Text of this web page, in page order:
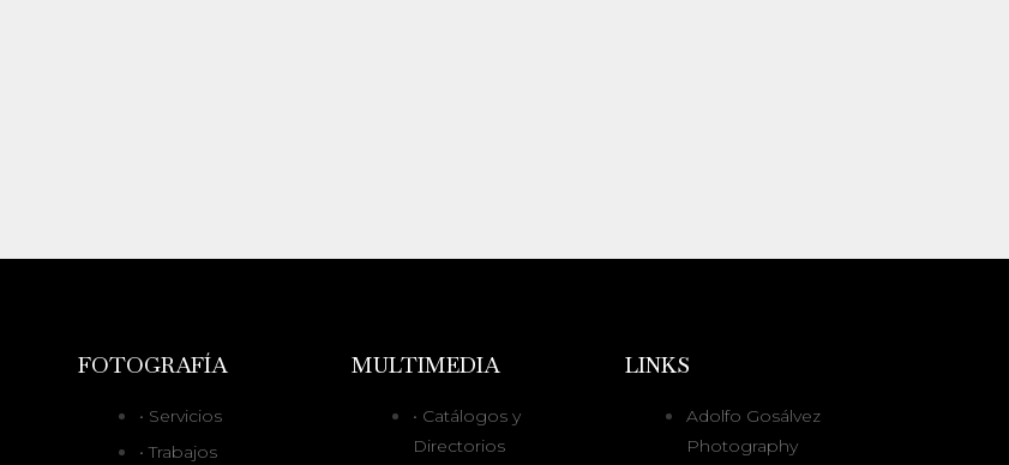
FOTOGRAFÍA
• Servicios
• Trabajos
MULTIMEDIA
• Catálogos y
Directorios
LINKS
Adolfo Gosálvez
Photography